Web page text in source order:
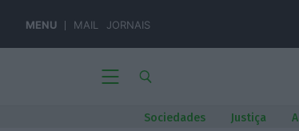
MENU MAIL JORNAIS
Sociedades Justiça